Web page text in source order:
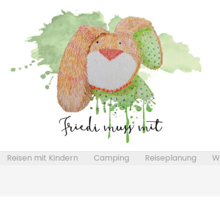
Reisen mit Kindern Camping Reiseplanung